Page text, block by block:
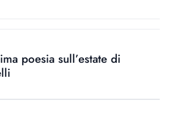
poesia sull’estate di